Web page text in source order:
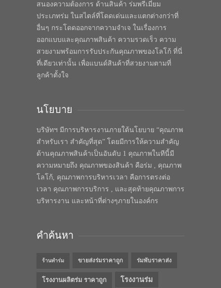
สนองความต้องการ ด้านสินค้า ร่มพรีเมี่ยม
ประเภทร่ม ในสไตล์ที่โดดเด่นและแตกต่างกว่าที่
อื่นๆ กระโดดออกจากความจำเจ ในเรื่องการ
ออกแบบและคุณภาพสินค้า ความรวดเร็ว ความ
สวยงามพร้อมการรับประกันคุณภาพของโลโก้ ที่นี่
ที่เดียวเท่านั้น เพื่อแบนด์สินค้าที่สวยงามตามที่
ลูกค้าตั้งใจ
นโยบาย
บริษัทฯ มีการบริหารงานภายใต้นโยบาย “คุณภาพ
สำหรับเรา สำคัญที่สุด” โดยมีการให้ความสำคัญ
ด้านคุณภาพสินค้าเป็นอันดับ 1 คุณภาพในทีนี้มี
ความหมายถึง คุณภาพของสินค้า คือร่ม , คุณภาพ
โลโก้, คุณภาพการบริหารเวลา คือการตรงต่อ
เวลา คุณภาพการบริการ , และสุดท้ายคุณภาพการ
บริหารงาน และหน้าที่ต่างๆภายในองค์กร
คำค้นหา
ร้านทำร่ม ขายส่งร่มราคาถูก ร่มพับราคาส่ง
โรงงานผลิตร่ม ราคาถูก โรงงานร่ม